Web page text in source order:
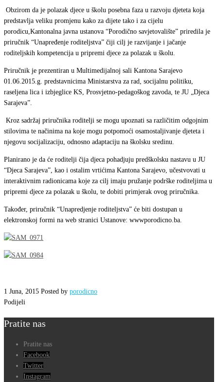
priručnika
„
Unapređenje
roditeljstva”
Obzirom da je polazak djece u školu posebna faza u razvoju djeteta koja
predstavlja veliku promjenu kako za dijete tako i za cijelu
porodicu,Kantonalna javna ustanova “Porodično savjetovalište” priredila je
priručnik “Unapređenje roditeljstva” čiji cilj je razvijanje i jačanje
roditeljskih kompetencija u pripremi djece za polazak u školu.
Priručnik je prezentiran u Multimedijalnoj sali Kantona Sarajevo
01.06.2015.g. predstavnicima Ministarstva za rad, socijalnu politiku,
raseljena lica i izbjeglice KS, Prosvjetno-pedagoškog zavoda, te JU „Djeca
Sarajeva”
Kroz sadržaj priručnika roditelji se mogu upoznati sa različitim odgojnim
stilovima te načinima na koje mogu potpomoći osamostaljivanje djeteta i
njegovu socijalizaciju, odnosno adaptaciju na školsku sredinu.
Planirano je da će roditelji čija djeca pohadjuju predškolsku nastavu u JU
“Djeca Sarajeva”, kao i ostalim vrtićima Kantona Sarajevo, učestvovati u
interaktivnim radionicama koje za cilj imaju pružanje podrške roditeljima u
pripremi djece za polazak u školu, te dobiti primjerak ovog priručnika.
Također, priručnik “Unapredjenje roditeljstva” će biti dostupan u
elektronskoj formi na web stranici Ustanove: wwwporodicno.ba.
1 Juna, 2015 Posted by porodicno
Podijeli
Pratite nas
Pratite nas
Facebook
Twitter
Instagram